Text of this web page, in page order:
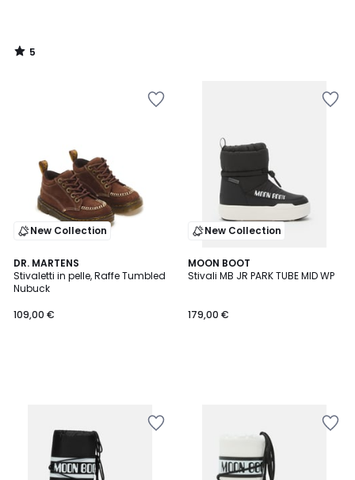
5
/
New Collection
DR. MARTENS
Stivaletti in pelle, Raffe Tumbled
Nubuck
109,00 €
New Collection
MOON BOOT
Stivali MB JR PARK TUBE MID WP
179,00 €